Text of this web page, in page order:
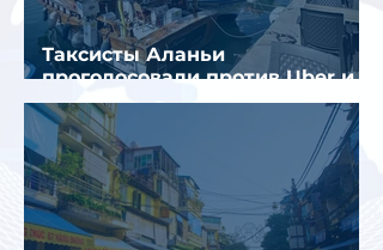
Таксисты Аланьи
проголосовали против Uber и
Yandex Go